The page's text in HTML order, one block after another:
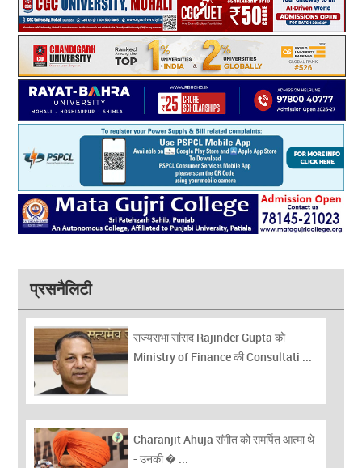
प्रसनैलिटी
राज्यसभा सांसद Rajinder Gupta को
Ministry of Finance की Consultati ...
Charanjit Ahuja संगीत को समर्पित आत्मा थे
- उनकी � ...